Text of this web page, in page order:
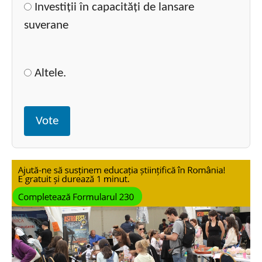
Investiții în capacități de lansare
suverane
Altele.
Vote